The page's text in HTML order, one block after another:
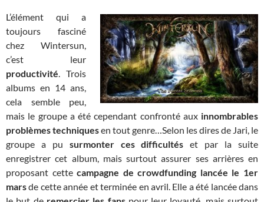
L’élément qui a
toujours fasciné
chez Wintersun,
c’est leur
productivité. Trois
albums en 14 ans,
cela semble peu,
mais le groupe a été cependant confronté aux innombrables
problèmes techniquesen tout genre…Selon les dires de Jari, le
groupe a pu surmonter ces difficultés et par la suite
enregistrer cet album, mais surtout assurer ses arrières en
proposant cettecampagne de crowdfunding lancée le 1er
marsde cette année et terminée en avril. Elle a été lancée dans